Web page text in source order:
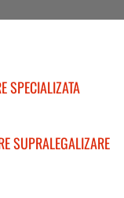
SPECIALIZATA
SUPRALEGALIZARE